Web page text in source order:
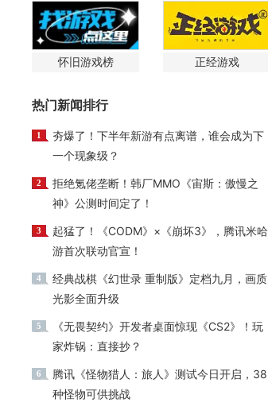
怀旧游戏榜 正经游戏
热门新闻排行
1
夯爆了！下半年新游有点离谱，谁会成为下
一个现象级？
2
拒绝氪佬垄断！韩厂MMO《宙斯：傲慢之
神》公测时间定了！
3
起猛了！《CODM》×《崩坏3》，腾讯米哈
游首次联动官宣！
4
经典战棋《幻世录 重制版》定档九月，画质
光影全面升级
5
《无畏契约》开发者桌面惊现《CS2》！玩
家炸锅：直接抄？
6
腾讯《怪物猎人：旅人》测试今日开启，38
种怪物可供挑战